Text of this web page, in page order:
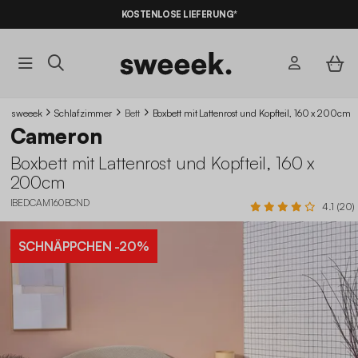
AUF DER SCHNÄPPCHEN* MIT DEM CODE
KOSTENLOSE LIEFERUNG*
sweeek Schlafzimmer Bett Boxbett mit Lattenrost und Kopfteil, 160 x 200cm
Cameron
Boxbett mit Lattenrost und Kopfteil, 160 x
200cm
IBEDCAM160BCND 4.1 (20)
SCHNÄPPCHEN -20%